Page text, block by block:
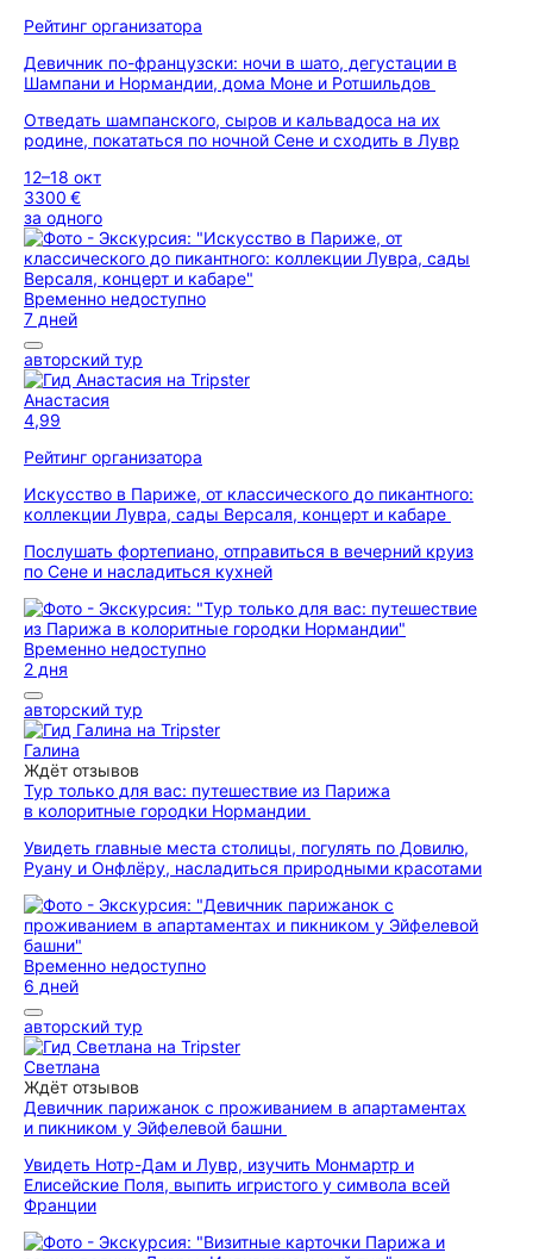
Рейтинг организатора
Девичник по-французски: ночи в шато, дегустации в
Шампани и Нормандии, дома Моне и Ротшильдов
Отведать шампанского, сыров и кальвадоса на их
родине, покататься по ночной Сене и сходить в Лувр
12–18 окт
3300 €
за одного
Временно недоступно
7 дней
авторский тур
Анастасия
4,99
Рейтинг организатора
Искусство в Париже, от классического до пикантного:
коллекции Лувра, сады Версаля, концерт и кабаре
Послушать фортепиано, отправиться в вечерний круиз
по Сене и насладиться кухней
Временно недоступно
2 дня
авторский тур
Галина
Ждёт отзывов
Тур только для вас: путешествие из Парижа
в колоритные городки Нормандии
Увидеть главные места столицы, погулять по Довилю,
Руану и Онфлёру, насладиться природными красотами
Временно недоступно
6 дней
авторский тур
Светлана
Ждёт отзывов
Девичник парижанок с проживанием в апартаментах
и пикником у Эйфелевой башни
Увидеть Нотр-Дам и Лувр, изучить Монмартр и
Елисейские Поля, выпить игристого у символа всей
Франции